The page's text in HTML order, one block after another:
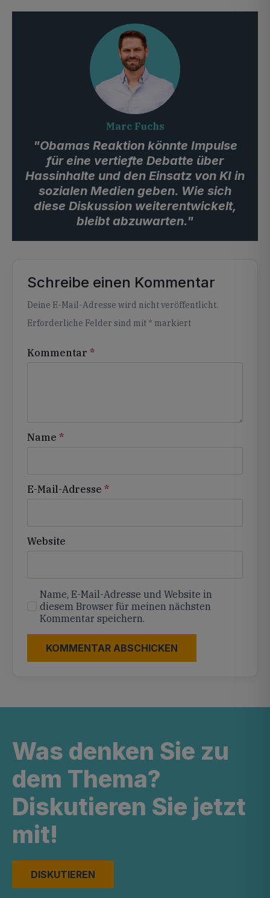
Marc Fuchs
"Obamas Reaktion könnte Impulse
für eine vertiefte Debatte über
Hassinhalte und den Einsatz von KI in
sozialen Medien geben. Wie sich
diese Diskussion weiterentwickelt,
bleibt abzuwarten."
Schreibe einen Kommentar
Deine E-Mail-Adresse wird nicht veröffentlicht.
Erforderliche Felder sind mit * markiert
Kommentar *
Name *
E-Mail-Adresse *
Website
Name, E-Mail-Adresse und Website in
diesem Browser für meinen nächsten
Kommentar speichern.
Alternative:
Was denken Sie zu
dem Thema?
Diskutieren Sie jetzt
mit!
DISKUTIEREN